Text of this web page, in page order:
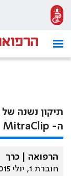
תיקון נשנה
ה- MitraClip
הרפואה | כרך
חוברת 1, יולי 2015